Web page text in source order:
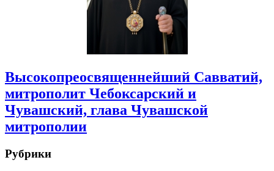
Высокопреосвященнейший Савватий,
митрополит Чебоксарский и
Чувашский, глава Чувашской
митрополии
Рубрики